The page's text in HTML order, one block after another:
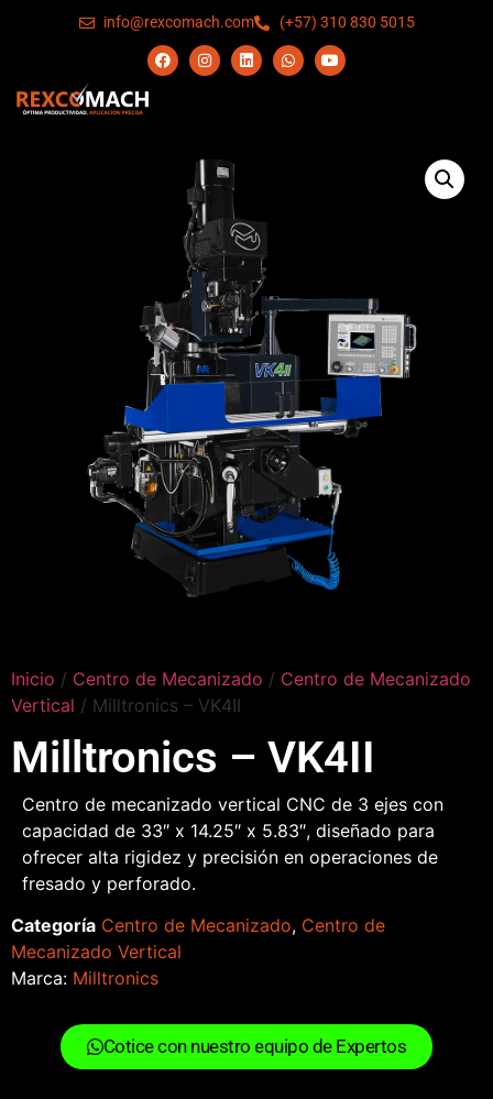
info@rexcomach.com (+57) 310 830 5015
Inicio / Centro de Mecanizado / Centro de Mecanizado
Vertical / Milltronics – VK4II
Milltronics – VK4II
Centro de mecanizado vertical CNC de 3 ejes con
capacidad de 33″ x 14.25″ x 5.83″, diseñado para
ofrecer alta rigidez y precisión en operaciones de
fresado y perforado.
Categoría Centro de Mecanizado, Centro de
Mecanizado Vertical
Marca: Milltronics
Cotice con nuestro equipo de Expertos